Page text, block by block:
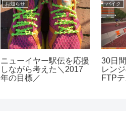
お知らせ
ニューイヤー駅伝を応援
しながら考えた＼2017
年の目標／
バイク
30日
レン
FTP